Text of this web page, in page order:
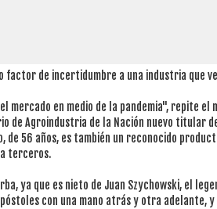
factor de incertidumbre a una industria que
mercado en medio de la pandemia", repite el
de Agroindustria de la Nación nuevo titular
de 56 años, es también un reconocido
terceros.
ya que es nieto de Juan Szychowski, el
con una mano atrás y otra adelante,